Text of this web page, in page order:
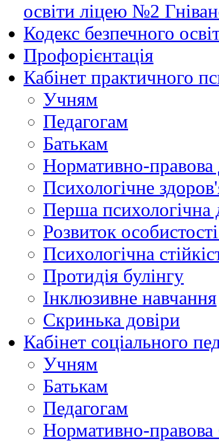
освіти ліцею №2
Кодекс безпечного
Профорієнтація
Кабінет практичного
Учням
Педагогам
Батькам
Нормативно-правова
Психологічне
Перша психологічна
Розвиток
Психологічна
Протидія булінгу
Інклюзивне навчання
Скринька довіри
Кабінет соціального
Учням
Батькам
Педагогам
Нормативно-правова